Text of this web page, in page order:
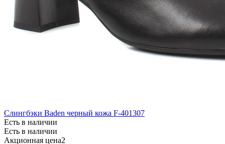
Слингбэки Baden черный кожа F-401307
Есть в наличии
Есть в наличии
Акционная цена2